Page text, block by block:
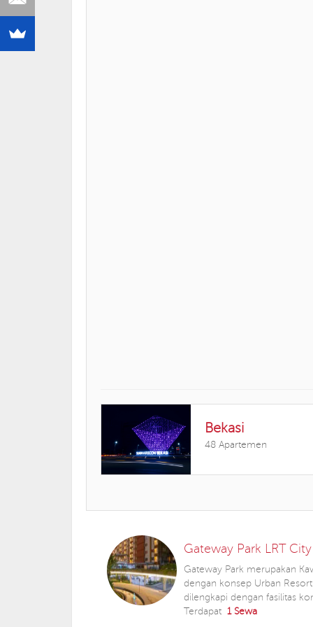
Bekasi
48 Apartemen
Gateway Park LRT City
Gateway Park merupakan
dengan konsep Urban
dilengkapi dengan fasilitas
Terdapat 1 Sewa